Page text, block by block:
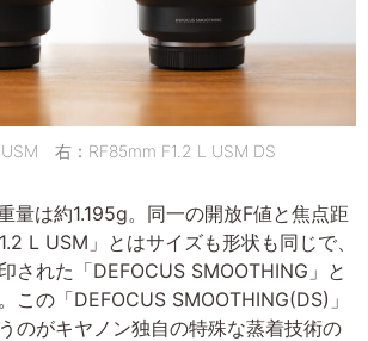
右：RF85mm F1.2 L USM DS
量は約1.195g。同一の開放F値と焦点距
L USM」とはサイズも形状も同じで、
された「DEFOCUS SMOOTHING」と
この「DEFOCUS SMOOTHING(DS)」
のがキヤノン独自の特殊な蒸着技術の